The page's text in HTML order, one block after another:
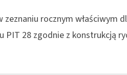
rocznym właściwym
28 zgodnie z konstrukcją